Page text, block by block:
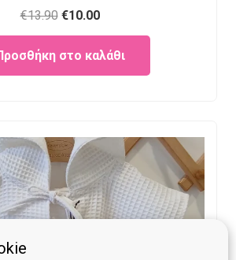
€13.90 Original
price
was:
€10.00Current
price
is:
στο καλάθι